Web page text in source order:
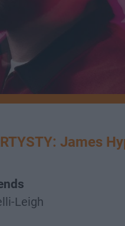
James
Leigh